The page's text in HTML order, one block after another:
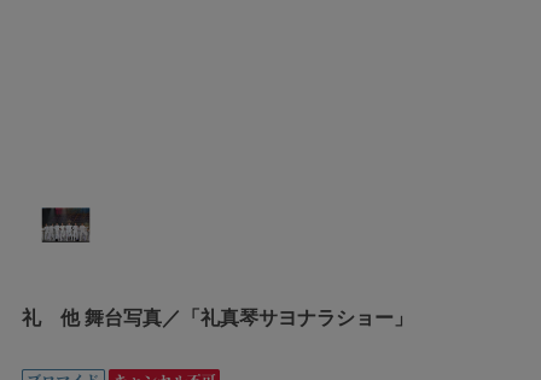
礼 他 舞台写真／「礼真琴サヨナラショー」